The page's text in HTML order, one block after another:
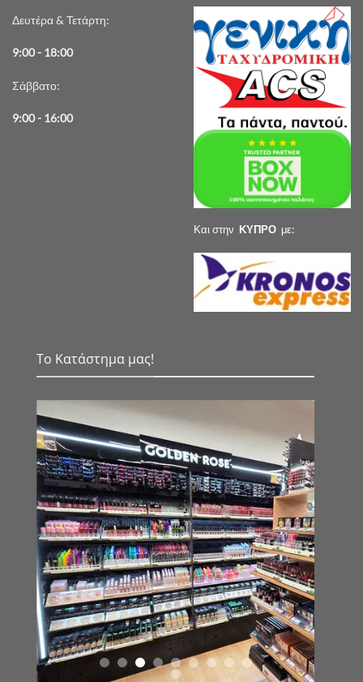
Δευτέρα & Τετάρτη:
9:00 - 18:00
Σάββατο:
9:00 - 16:00
Και στην ΚΥΠΡΟ με:
Το Κατάστημα μας!